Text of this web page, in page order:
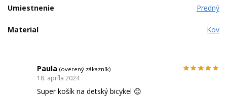
Umiestnenie Predný
Material Kov
Paula (overený zákazník)
18. apríla 2024
Super košík na detský bicykel 😊